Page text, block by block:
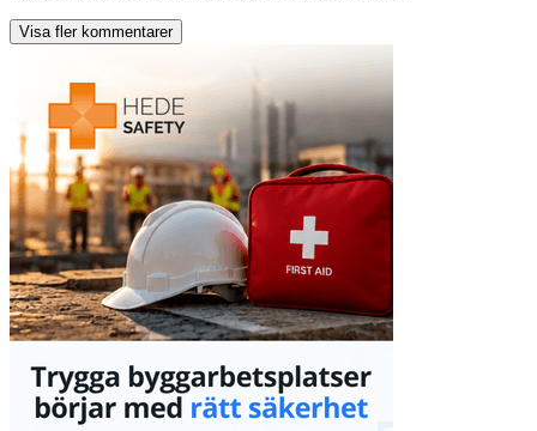
Visa fler kommentarer